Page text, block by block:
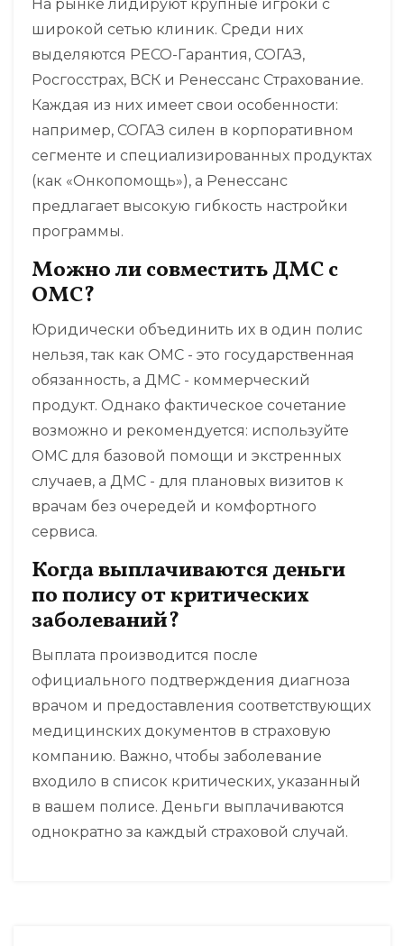
На рынке лидируют крупные игроки с
широкой сетью клиник. Среди них
выделяются РЕСО-Гарантия, СОГАЗ,
Росгосстрах, ВСК и Ренессанс Страхование.
Каждая из них имеет свои особенности:
например, СОГАЗ силен в корпоративном
сегменте и специализированных продуктах
(как «Онкопомощь»), а Ренессанс
предлагает высокую гибкость настройки
программы.
Можно ли совместить ДМС с
ОМС?
Юридически объединить их в один полис
нельзя, так как ОМС - это государственная
обязанность, а ДМС - коммерческий
продукт. Однако фактическое сочетание
возможно и рекомендуется: используйте
ОМС для базовой помощи и экстренных
случаев, а ДМС - для плановых визитов к
врачам без очередей и комфортного
сервиса.
Когда выплачиваются деньги
по полису от критических
заболеваний?
Выплата производится после
официального подтверждения диагноза
врачом и предоставления соответствующих
медицинских документов в страховую
компанию. Важно, чтобы заболевание
входило в список критических, указанный
в вашем полисе. Деньги выплачиваются
однократно за каждый страховой случай.